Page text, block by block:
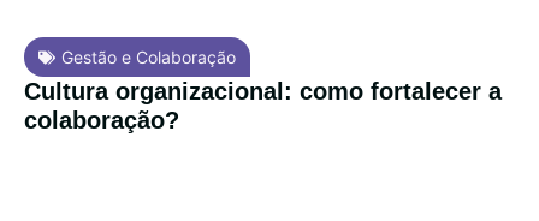
Gestão e Colaboração
Cultura organizacional: como fortalecer a
colaboração?